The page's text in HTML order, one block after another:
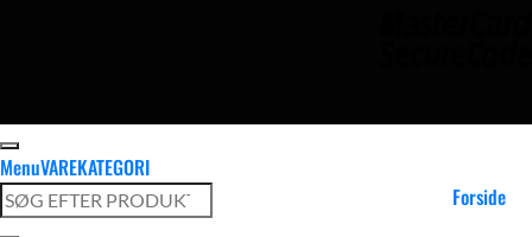
MenuVAREKATEGORI
Søg
efter:
Forside